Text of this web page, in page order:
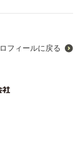
フィールに戻る